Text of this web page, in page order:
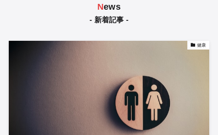
News
- 新着記事 -
健康